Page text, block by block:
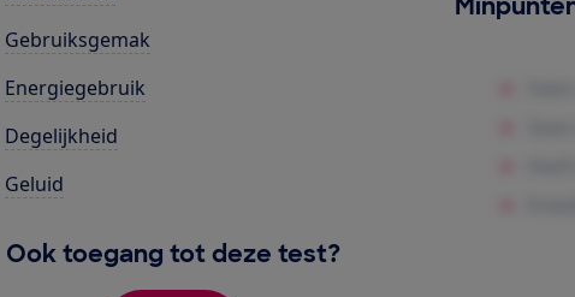
Gebruiksgemak
Energiegebruik
Degelijkheid
Geluid
Ook toegang tot deze test?